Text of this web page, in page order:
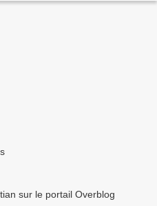
sur le portail Overblog